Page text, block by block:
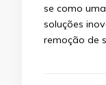
se como
soluções
remoção de